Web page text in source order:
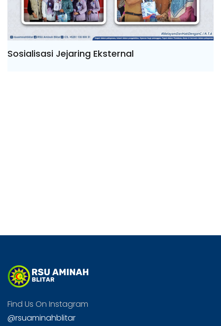
Sosialisasi Jejaring Eksternal
Find Us On Instagram
@rsuaminahblitar